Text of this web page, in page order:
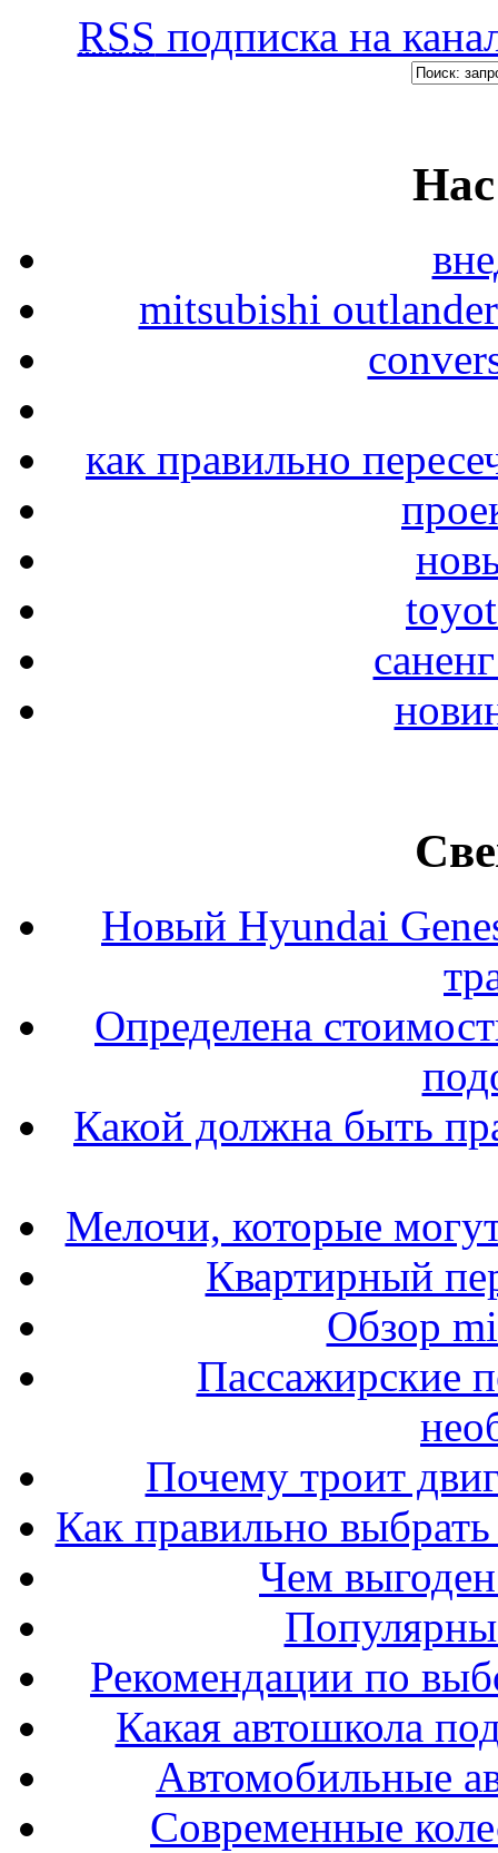
RSS подписка на
mitsubishi
как правильно
Новый Hyundai
Определена
Какой должна быть
Мелочи, которые
Квартирный
Обзор
Пассажирские
Почему троит
Как правильно выбрать
Чем
Рекомендации по
Какая автошкола
Автомобильные
Современные